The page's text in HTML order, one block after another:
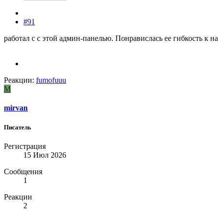
#91
работал с с этой админ-панелью. Понравислась ее гибкость к
Реакции: fumofuuu
M
mirvan
Писатель
Регистрация
15 Июл 2026
Сообщения
1
Реакции
2